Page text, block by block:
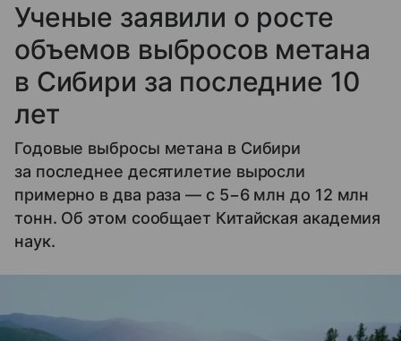
Ученые заявили о росте
объемов выбросов метана
в Сибири за последние 10
лет
Годовые выбросы метана в Сибири
за последнее десятилетие выросли
примерно в два раза — с 5−6 млн до 12 млн
тонн. Об этом сообщает Китайская академия
наук.